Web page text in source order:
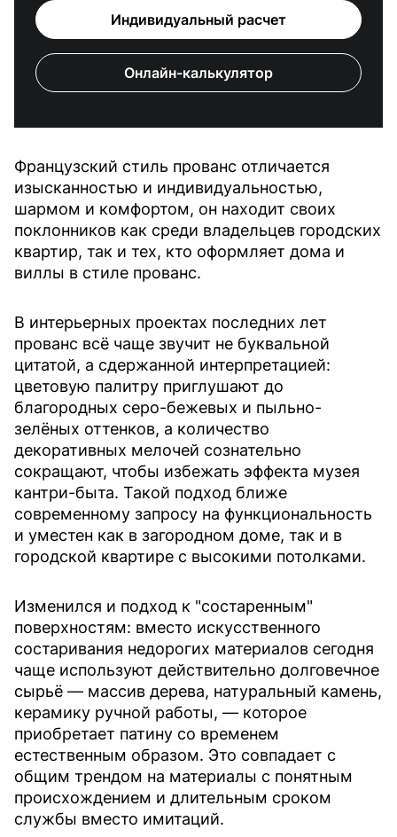
Индивидуальный расчет
Онлайн-калькулятор
Французский стиль прованс отличается
изысканностью и индивидуальностью,
шармом и комфортом, он находит своих
поклонников как среди владельцев городских
квартир, так и тех, кто оформляет дома и
виллы в стиле прованс.
В интерьерных проектах последних лет
прованс всё чаще звучит не буквальной
цитатой, а сдержанной интерпретацией:
цветовую палитру приглушают до
благородных серо-бежевых и пыльно-
зелёных оттенков, а количество
декоративных мелочей сознательно
сокращают, чтобы избежать эффекта музея
кантри-быта. Такой подход ближе
современному запросу на функциональность
и уместен как в загородном доме, так и в
городской квартире с высокими потолками.
Изменился и подход к "состаренным"
поверхностям: вместо искусственного
состаривания недорогих материалов сегодня
чаще используют действительно долговечное
сырьё — массив дерева, натуральный камень,
керамику ручной работы, — которое
приобретает патину со временем
естественным образом. Это совпадает с
общим трендом на материалы с понятным
происхождением и длительным сроком
службы вместо имитаций.